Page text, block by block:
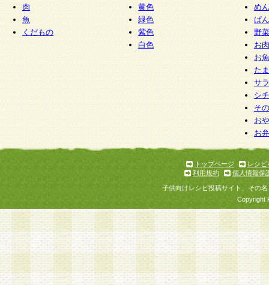
肉
魚
くだもの
黄色
緑色
紫色
白色
めん
ぱん
野
お
お
た
サ
シ
そ
お
お
トップページ
レシピ
利用規約
個人情報保
子供向けレシピ投稿サイト、その
Copyright